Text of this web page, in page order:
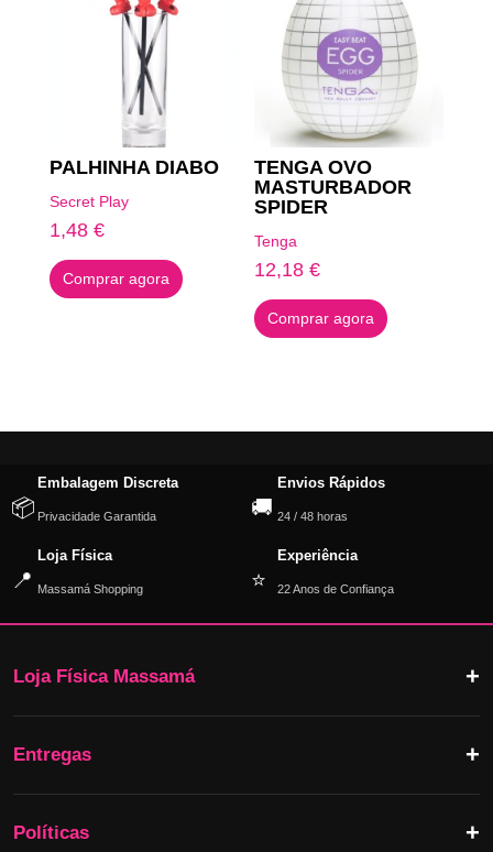
PALHINHA DIABO
Secret Play
1,48 €
Comprar agora
TENGA OVO
MASTURBADOR
SPIDER
Tenga
12,18€
Comprar agora
📦
Embalagem Discreta
Privacidade Garantida 🚚
Envios Rápidos
24 / 48 horas
📍
Loja Física
Massamá Shopping ⭐
Experiência
22 Anos de Confiança
Loja Física Massamá
Entregas
Políticas